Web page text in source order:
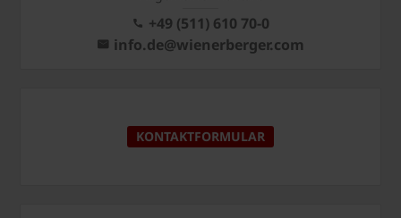
+49 (511) 610 70-0
info.de@wienerberger.com
KONTAKTFORMULAR